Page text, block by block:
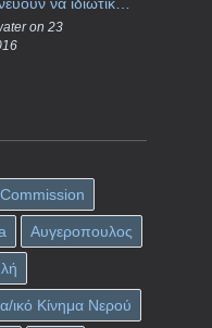
on 23
Αυγεροπουλος
ικό Κίνημα Νερού